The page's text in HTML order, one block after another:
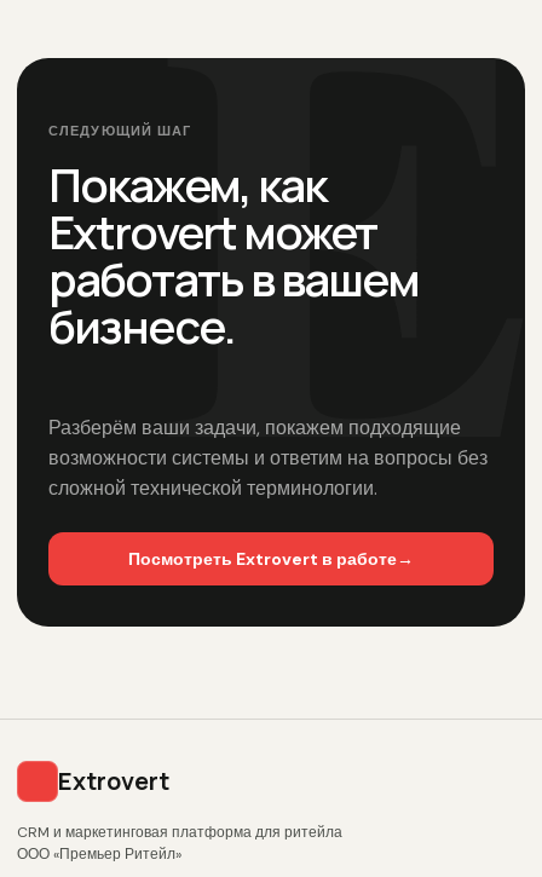
СЛЕДУЮЩИЙ ШАГ
Покажем, как
Extrovert может
работать в вашем
бизнесе.
Разберём ваши задачи, покажем подходящие
возможности системы и ответим на вопросы без
сложной технической терминологии.
Посмотреть Extrovert в работе→
Extrovert
CRM и маркетинговая платформа для ритейла
ООО «Премьер Ритейл»